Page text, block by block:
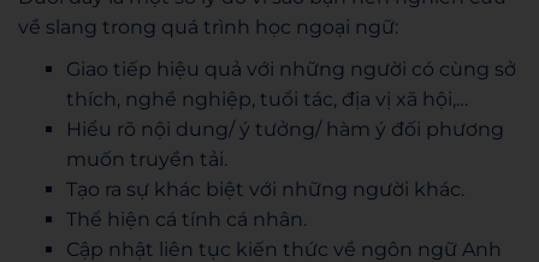
về slang trong quá trình học ngoại ngữ:
Giao tiếp hiệu quả với những người có cùng sở
thích, nghề nghiệp, tuổi tác, địa vị xã hội,…
Hiểu rõ nội dung/ ý tưởng/ hàm ý đối phương
muốn truyền tải.
Tạo ra sự khác biệt với những người khác.
Thể hiện cá tính cá nhân.
Cập nhật liên tục kiến thức về ngôn ngữ Anh